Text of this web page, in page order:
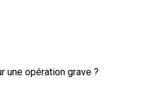
une opération grave ?